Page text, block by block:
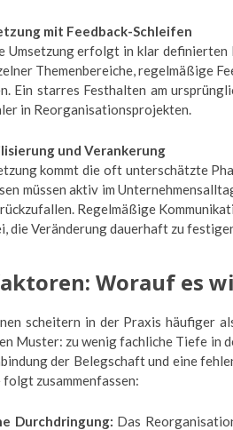
mit Feedback-Schleifen
Umsetzung erfolgt in klar
Themenbereiche, regelmäßige
Ein starres Festhalten am
in Reorganisationsprojekten.
und Verankerung
kommt die oft unterschätzte
müssen aktiv im
Regelmäßige
die Veränderung dauerhaft zu
Worauf es
scheitern in der Praxis häufiger
Muster: zu wenig fachliche Tiefe in
der Belegschaft und eine
folgt zusammenfassen:
Durchdringung: Das